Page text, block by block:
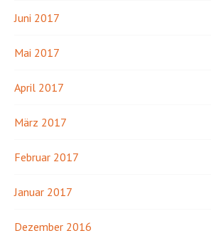
Juni 2017
Mai 2017
April 2017
März 2017
Februar 2017
Januar 2017
Dezember 2016